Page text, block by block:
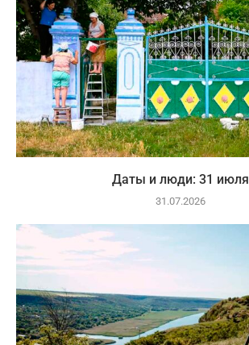
Даты и люди: 31 июля
31.07.2026